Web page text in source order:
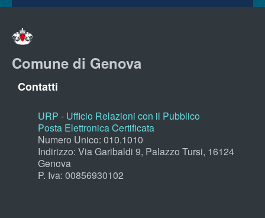
Comune di Genova
Contatti
URP - Ufficio Relazioni con il Pubblico
Posta Elettronica Certificata
Numero Unico: 010.1010
Indirizzo: Via Garibaldi 9, Palazzo Tursi, 16124
Genova
P. Iva: 00856930102